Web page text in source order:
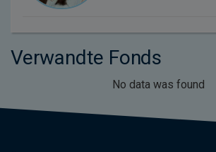
Verwandte Fonds
No data was found